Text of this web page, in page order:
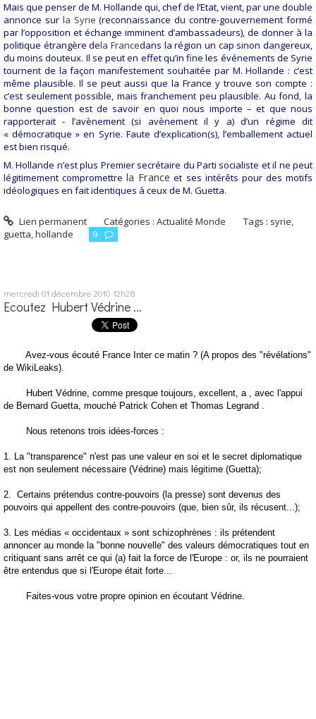
Mais que penser de M. Hollande qui, chef de l’Etat, vient, par une double
annonce sur la Syrie (reconnaissance du contre-gouvernement formé
par l’opposition et échange imminent d’ambassadeurs), de donner à la
politique étrangère dela Francedans la région un cap sinon dangereux,
du moins douteux. Il se peut en effet qu’in fine les événements de Syrie
tournent de la façon manifestement souhaitée par M. Hollande : c’est
même plausible. Il se peut aussi que la France y trouve son compte :
c’est seulement possible, mais franchement peu plausible. Au fond, la
bonne question est de savoir en quoi nous importe – et que nous
rapporterait - l’avènement (si avènement il y a) d’un régime dit
« démocratique » en Syrie. Faute d’explication(s), l’emballement actuel
est bien risqué.
M. Hollande n’est plus Premier secrétaire du Parti socialiste et il ne peut
légitimement compromettre la France et ses intérêts pour des motifs
idéologiques en fait identiques à ceux de M. Guetta.
Lien permanent Catégories :Actualité Monde Tags : syrie,
guetta,hollande 9
mercredi 01 décembre 2010 12h28
Ecoutez Hubert Védrine ...
Avez-vous écouté France Inter ce matin ? (A propos des "révélations"
de WikiLeaks).
Hubert Védrine, comme presque toujours, excellent, a , avec l'appui
de Bernard Guetta, mouché Patrick Cohen et Thomas Legrand .
Nous retenons trois idées-forces :
1. La "transparence" n'est pas une valeur en soi et le secret diplomatique
est non seulement nécessaire (Védrine) mais légitime (Guetta);
2. Certains prétendus contre-pouvoirs (la presse) sont devenus des
pouvoirs qui appellent des contre-pouvoirs (que, bien sûr, ils récusent...);
3. Les médias « occidentaux » sont schizophrènes : ils prétendent
annoncer au monde la "bonne nouvelle" des valeurs démocratiques tout en
critiquant sans arrêt ce qui (a) fait la force de l'Europe : or, ils ne pourraient
être entendus que si l'Europe était forte...
Faites-vous votre propre opinion en écoutant Védrine.